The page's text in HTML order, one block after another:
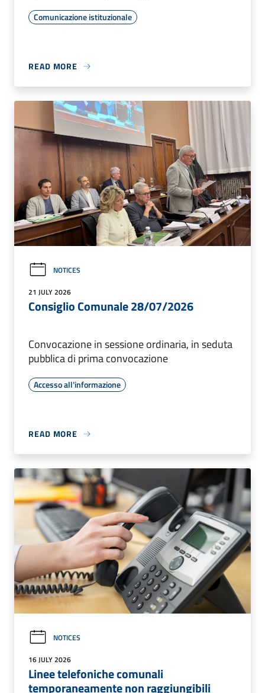
Comunicazione istituzionale
READ MORE
NOTICES
21 JULY 2026
Consiglio Comunale 28/07/2026
Convocazione in sessione ordinaria, in seduta
pubblica di prima convocazione
Accesso all'informazione
READ MORE
NOTICES
16 JULY 2026
Linee telefoniche comunali
temporaneamente non raggiungibili